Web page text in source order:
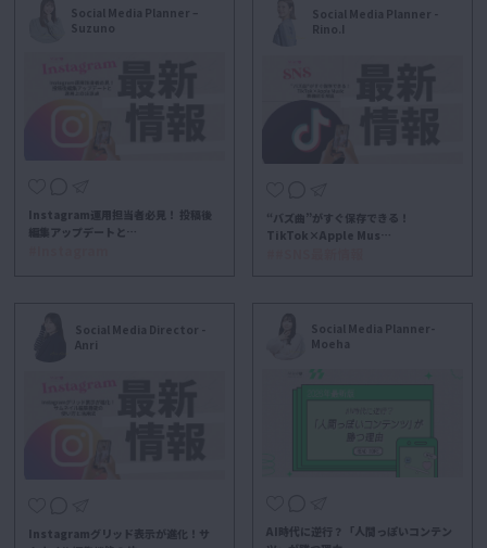
Social Media Planner –
Suzuno
Instagram運用担当者必見！ 投稿後
編集アップデートと…
Social Media Planner -
Rino.I
“バズ曲”がすぐ保存できる！
TikTok×Apple Mus…
Social Media Director -
Anri
Instagramグリッド表示が進化！サ
Social Media Planner-
Moeha
AI時代に逆行？「人間っぽいコンテン